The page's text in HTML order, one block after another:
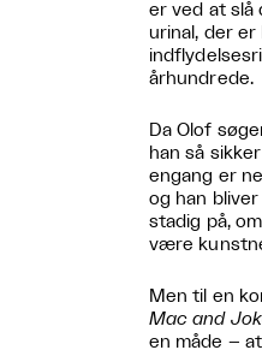
er ved at slå
urinal, der
århundrede.
Da Olof
han så
engang er
og han
stadig på,
være
Men til en
Mac and
en måde –